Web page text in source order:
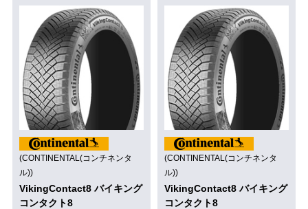
(CONTINENTAL(コンチネンタ
ル))
VikingContact8 バイキング
コンタクト8
(CONTINENTAL(コンチネンタ
ル))
VikingContact8 バイキング
コンタクト8